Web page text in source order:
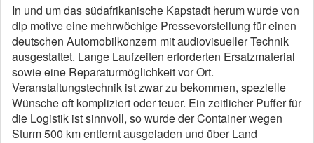
In und um das südafrikanische Kapstadt herum wurde von
dlp motive eine mehrwöchige Pressevorstellung für einen
deutschen Automobilkonzern mit audiovisueller Technik
ausgestattet. Lange Laufzeiten erforderten Ersatzmaterial
sowie eine Reparaturmöglichkeit vor Ort.
Veranstaltungstechnik ist zwar zu bekommen, spezielle
Wünsche oft kompliziert oder teuer. Ein zeitlicher Puffer für
die Logistik ist sinnvoll, so wurde der Container wegen
Sturm 500 km entfernt ausgeladen und über Land